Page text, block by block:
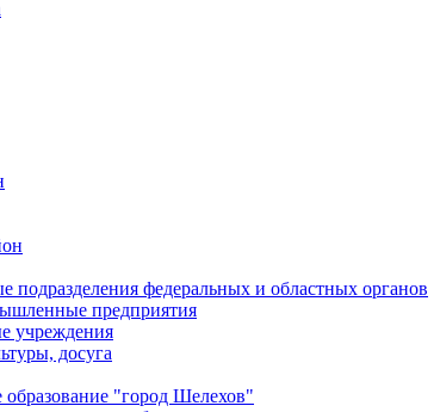
подразделения федеральных и областных органов
предприятия
учреждения
досуга
"город Шелехов"